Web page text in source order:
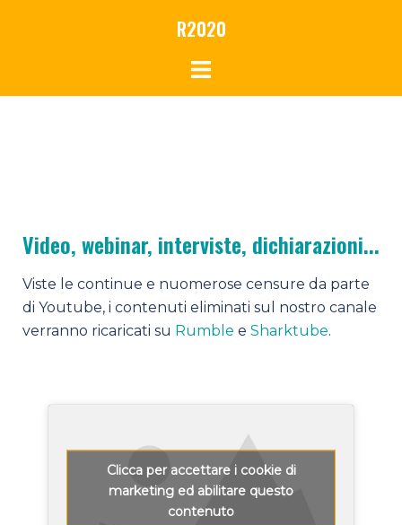
R2020
Video, webinar, interviste, dichiarazioni...
Viste le continue e nuomerose censure da parte
di Youtube, i contenuti eliminati sul nostro canale
verranno ricaricati su Rumble e Sharktube.
Clicca per accettare i cookie di
marketing ed abilitare questo
contenuto